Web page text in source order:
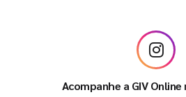
Acompanhe a GIV